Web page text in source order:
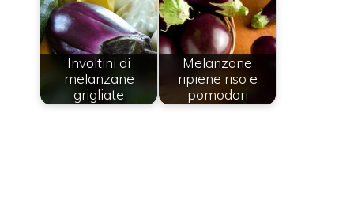
Involtini di
melanzane
grigliate
Melanzane
ripiene riso e
pomodori